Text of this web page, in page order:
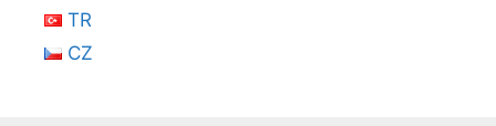
TR
CZ